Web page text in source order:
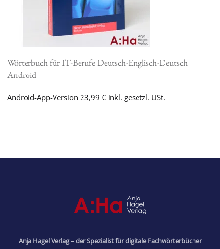
Wörterbuch für IT-Berufe Deutsch-Englisch-Deutsch
Android
Android-App-Version 23,99 € inkl. gesetzl. USt.
Anja Hagel Verlag – der Spezialist für digitale Fachwörterbücher